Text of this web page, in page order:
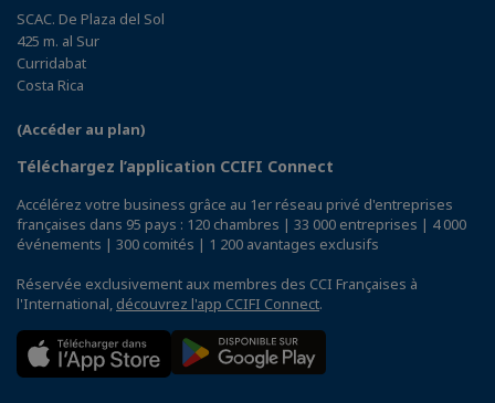
SCAC. De Plaza del Sol
425 m. al Sur
Curridabat
Costa Rica
(Accéder au plan)
Téléchargez l’application CCIFI Connect
Accélérez votre business grâce au 1er réseau privé d'entreprises
françaises dans 95 pays : 120 chambres | 33 000 entreprises | 4 000
événements | 300 comités | 1 200 avantages exclusifs
Réservée exclusivement aux membres des CCI Françaises à
l'International, découvrez l'app CCIFI Connect.